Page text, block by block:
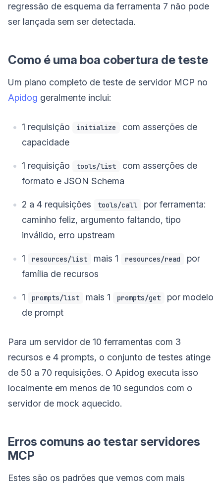
regressão de esquema da ferramenta 7 não pode
ser lançada sem ser detectada.
Como é uma boa cobertura de teste
Um plano completo de teste de servidor MCP no
Apidog geralmente inclui:
1 requisição initialize
com asserções de
capacidade
1 requisição tools/list
com asserções de
formato e JSON Schema
2 a 4 requisições tools/call
por ferramenta:
caminho feliz, argumento faltando, tipo
inválido, erro upstream
1 resources/list mais 1 resources/read
por
família de recursos
1 prompts/list mais 1 prompts/get
por modelo
de prompt
Para um servidor de 10 ferramentas com 3
recursos e 4 prompts, o conjunto de testes atinge
de 50 a 70 requisições. O Apidog executa isso
localmente em menos de 10 segundos com o
servidor de mock aquecido.
Erros comuns ao testar servidores
MCP
Estes são os padrões que vemos com mais